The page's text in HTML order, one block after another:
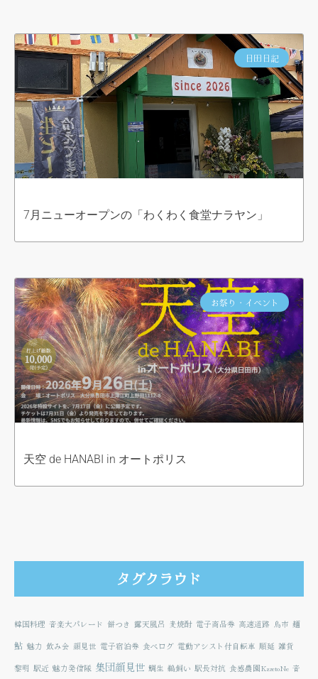
日田日記
7月ニューオープンの「わくわく食堂ナラヤン」
お祭り・イベント
天空 de HANABI in オートポリス
タグクラウド
韓国料理 音楽大パレード 餅つき 露天風呂 麦焼酎 電子商品券 高速道路 鳥市 麺
鮎 魅力 飲み会 顔見世 電子宿泊券 食べログ 電動アシスト付自転車 順延 雑貨
黎明 駅近 魅力発信隊 集団顔見世 鯛生 鵜飼い 駅長対抗 食感農園KazetoNe 音